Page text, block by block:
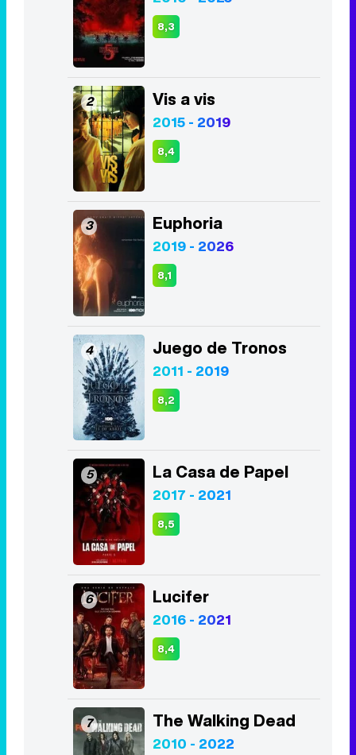
8,3
2 Vis a vis
2015 - 2019
8,4
3 Euphoria
2019 - 2026
8,1
4 Juego de Tronos
2011 - 2019
8,2
5 La Casa de Papel
2017 - 2021
8,5
6 Lucifer
2016 - 2021
8,4
7 The Walking Dead
2010 - 2022